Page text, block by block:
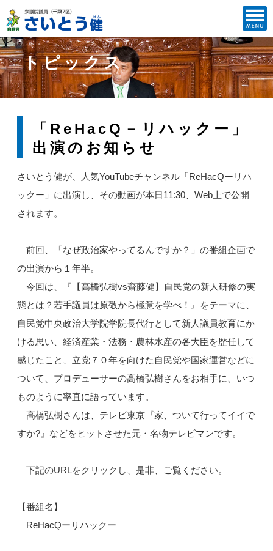
トピックス
「ReHacQ－リハックー」
出演のお知らせ
さいとう健が、人気YouTubeチャンネル「ReHacQーリハ
ックー」に出演し、その動画が本日11:30、Web上で公開
されます。
前回、「なぜ政治家やってるんですか？」の番組企画で
の出演から１年半。
今回は、『【高橋弘樹vs齋藤健】自民党の新人研修の実
態とは？若手議員は原敬から極意を学べ！』をテーマに、
自民党中央政治大学院学院長代行として新人議員教育にか
ける思い、経済産業・法務・農林水産の各大臣を歴任して
感じたこと、立党７０年を向けた自民党や国家運営などに
ついて、プロデューサーの高橋弘樹さんをお相手に、いつ
ものように率直に語っています。
高橋弘樹さんは、テレビ東京『家、ついて行ってイイで
すか?』などをヒットさせた元・名物テレビマンです。
下記のURLをクリックし、是非、ご覧ください。
【番組名】
ReHacQーリハックー